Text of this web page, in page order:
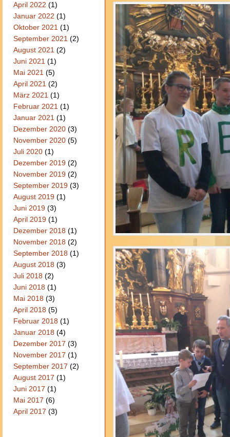
April 2022 (1)
Januar 2022 (1)
Oktober 2021 (1)
September 2021 (2)
August 2021 (2)
Juni 2021 (1)
Mai 2021 (5)
April 2021 (2)
März 2021 (1)
Februar 2021 (1)
Januar 2021 (1)
Dezember 2020(3)
November 2020(5)
Juli 2020(1)
Dezember 2019(2)
November 2019(2)
September 2019(3)
August 2019(1)
Juni 2019(3)
April 2019(1)
Dezember 2018(1)
November 2018(2)
September 2018(1)
August 2018(3)
Juli 2018(2)
Juni 2018(1)
Mai 2018(3)
April 2018(5)
Februar 2018(1)
Januar 2018(4)
Dezember 2017 (3)
November 2017 (1)
September 2017 (2)
August 2017 (1)
Juni 2017 (1)
Mai 2017 (6)
April 2017 (3)